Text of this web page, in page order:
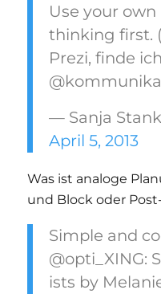
Use your
thinking first.
Prezi, finde
— Sanja
April 5, 2013
Was ist analoge
und Block oder
Simple and
@opti_XING:
ists by